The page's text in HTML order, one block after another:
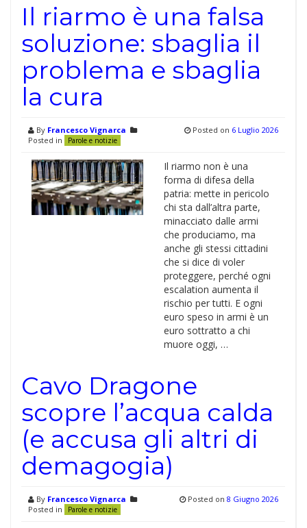
Il riarmo è una falsa
soluzione: sbaglia il
problema e sbaglia
la cura
By Francesco Vignarca
Posted in
Parole e notizie
Posted on 6 Luglio 2026
Il riarmo non è una
forma di difesa della
patria: mette in pericolo
chi sta dall’altra parte,
minacciato dalle armi
che produciamo, ma
anche gli stessi cittadini
che si dice di voler
proteggere, perché ogni
escalation aumenta il
rischio per tutti. E ogni
euro speso in armi è un
euro sottratto a chi
muore oggi, …
Cavo Dragone
scopre l’acqua calda
(e accusa gli altri di
demagogia)
By Francesco Vignarca
Posted in
Parole e notizie
Posted on 8 Giugno 2026